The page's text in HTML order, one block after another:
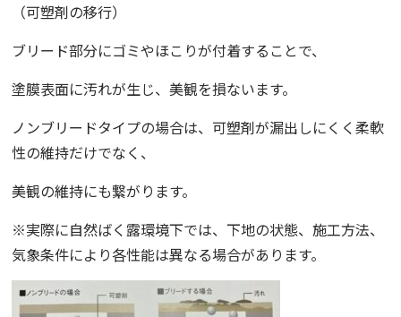
（可塑剤の移行）
ブリード部分にゴミやほこりが付着することで、
塗膜表面に汚れが生じ、美観を損ないます。
ノンブリードタイプの場合は、可塑剤が漏出しにくく柔軟
性の維持だけでなく、
美観の維持にも繋がります。
※実際に自然ばく露環境下では、下地の状態、施工方法、
気象条件により各性能は異なる場合があります。